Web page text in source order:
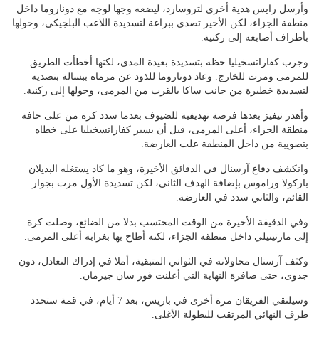
وأرسل رايس هدية أخرى لتروسارد، ليضعه وجها لوجه مع دوناروما داخل
منطقة الجزاء، لكن الأخير تصدى ببراعة لتسديدة اللاعب البلجيكي، وحولها
بأطراف أصابعه إلى ركنية.
وجرب كفاراتسخيليا حظه بتسديدة بعيدة المدى، لكنها أخطأت الطريق
للمرمى ومرت للخارج. وعاد دوناروما للذود عن مرماه ببسالة بتصديه
لتسديدة خطيرة من جانب ساكا بالقرب من المرمى، وحولها إلى ركنية.
وأهدر نيفيز بعدها فرصة تهديفية للضيوف بعدما سدد كرة من على حافة
منطقة الجزاء، أعلى المرمى، قبل أن يسير كفاراتسخيليا على خطاه
بتصويبة من داخل المنطقة علت العارضة.
وانكشف دفاع آرسنال في الدقائق الأخيرة، وهو ما كاد يستغله البديلان
باركولا وراموس بإضافة الهدف الثاني، لكن تسديدة الأول مرت بجوار
القائم، والثاني سدد في العارضة.
وفي الدقيقة الأخيرة من الوقت المحتسب بدلا من الضائع، وصلت كرة
إلى مارتينيلي داخل منطقة الجزاء، لكنه أطاح بها بغرابة أعلى المرمى.
وكثف آرسنال محاولاته في الثواني المتبقية، أملا في إدراك التعادل، دون
جدوى، حتى صافرة النهاية التي أعلنت فوز سان جيرمان.
وسيلتقي الفريقان مرة أخرى في باريس، بعد 7 أيام، في قمة ستحدد
طرف النهائي المرتقب للبطولة الأغلى.